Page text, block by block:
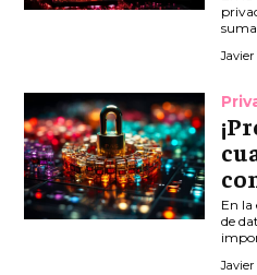
Javier
En la
de
Javier